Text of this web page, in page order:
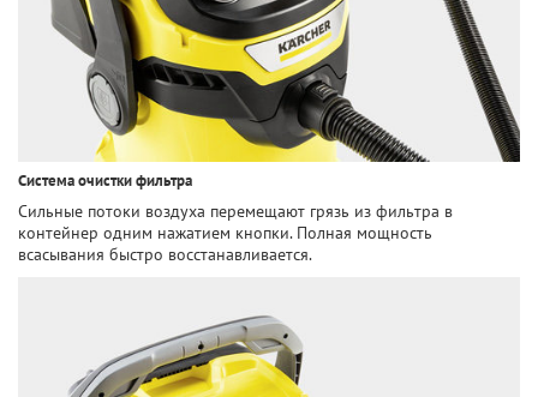
Система очистки фильтра
Сильные потоки воздуха перемещают грязь из фильтра в
контейнер одним нажатием кнопки. Полная мощность
всасывания быстро восстанавливается.